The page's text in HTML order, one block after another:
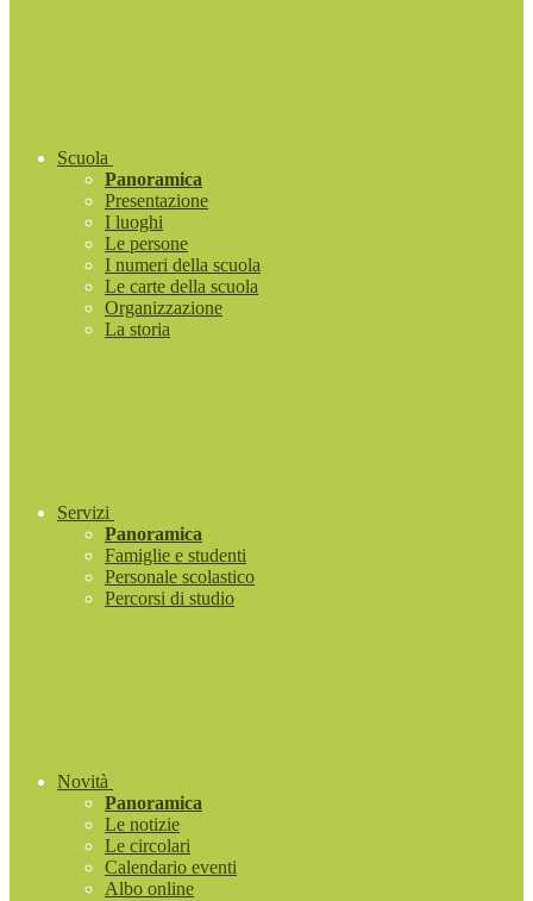
Scuola
Panoramica
Presentazione
I luoghi
Le persone
I numeri della scuola
Le carte della scuola
Organizzazione
La storia
Servizi
Panoramica
Famiglie e studenti
Personale scolastico
Percorsi di studio
Novità
Panoramica
Le notizie
Le circolari
Calendario eventi
Albo online